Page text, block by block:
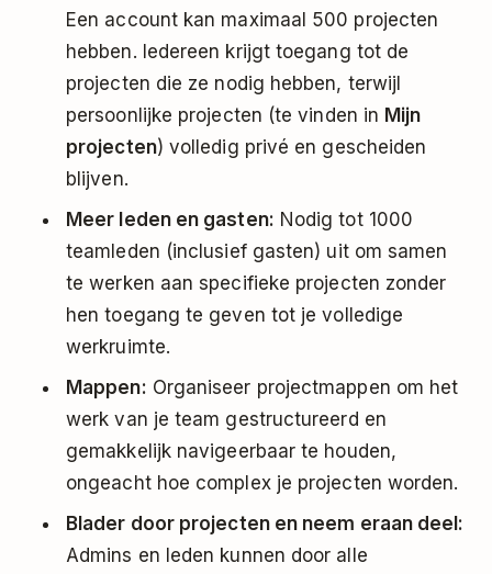
Een account kan maximaal 500 projecten
hebben. Iedereen krijgt toegang tot de
projecten die ze nodig hebben, terwijl
persoonlijke projecten (te vinden in Mijn
projecten) volledig privé en gescheiden
blijven.
Meer leden en gasten: Nodig tot 1000
teamleden (inclusief gasten) uit om samen
te werken aan specifieke projecten zonder
hen toegang te geven tot je volledige
werkruimte.
Mappen: Organiseer projectmappen om het
werk van je team gestructureerd en
gemakkelijk navigeerbaar te houden,
ongeacht hoe complex je projecten worden.
Blader door projecten en neem eraan deel:
Admins en leden kunnen door alle